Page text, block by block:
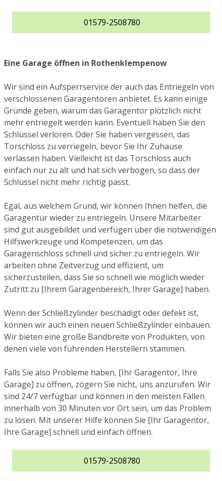
01579-2508780
Eine Garage öffnen in Rothenklempenow
Wir sind ein Aufsperrservice der auch das Entriegeln von
verschlossenen Garagentoren anbietet. Es kann einige
Gründe geben, warum das Garagentor plötzlich nicht
mehr entriegelt werden kann. Eventuell haben Sie den
Schlüssel verloren. Oder Sie haben vergessen, das
Torschloss zu verriegeln, bevor Sie Ihr Zuhause
verlassen haben. Vielleicht ist das Torschloss auch
einfach nur zu alt und hat sich verbogen, so dass der
Schlüssel nicht mehr richtig passt.
Egal, aus welchem Grund, wir können Ihnen helfen, die
Garagentür wieder zu entriegeln. Unsere Mitarbeiter
sind gut ausgebildet und verfügen über die notwendigen
Hilfswerkzeuge und Kompetenzen, um das
Garagenschloss schnell und sicher zu entriegeln. Wir
arbeiten ohne Zeitverzug und effizient, um
sicherzustellen, dass Sie so schnell wie möglich wieder
Zutritt zu [Ihrem Garagenbereich, Ihrer Garage] haben.
Wenn der Schließzylinder beschädigt oder defekt ist,
können wir auch einen neuen Schließzylinder einbauen.
Wir bieten eine große Bandbreite von Produkten, von
denen viele von führenden Herstellern stammen.
Falls Sie also Probleme haben, [Ihr Garagentor, Ihre
Garage] zu öffnen, zögern Sie nicht, uns anzurufen. Wir
sind 24/7 verfügbar und können in den meisten Fällen
innerhalb von 30 Minuten vor Ort sein, um das Problem
zu lösen. Mit unserer Hilfe können Sie [Ihr Garagentor,
Ihre Garage] schnell und einfach öffnen.
01579-2508780